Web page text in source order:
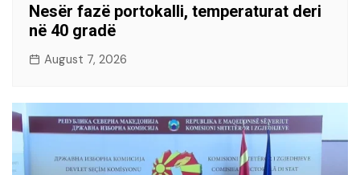
Nesër fazë portokalli, temperaturat deri
në 40 gradë
August 7, 2026